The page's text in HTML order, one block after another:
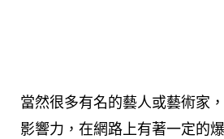
當然很多有名的藝人或藝術家
影響力，在網路上有著一定的